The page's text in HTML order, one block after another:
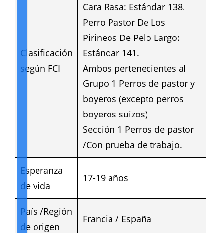
Clasificación
según FCI
Cara Rasa: Estándar 138.
Perro Pastor De Los
Pirineos De Pelo Largo:
Estándar 141.
Ambos pertenecientes al
Grupo 1 Perros de pastor y
boyeros (excepto perros
boyeros suizos)
Sección 1 Perros de pastor
/Con prueba de trabajo.
Esperanza
de vida
17-19 años
País /Región
de origen
Francia / España